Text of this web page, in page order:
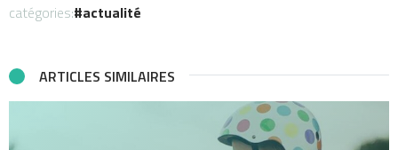
catégories: actualité
ARTICLES SIMILAIRES